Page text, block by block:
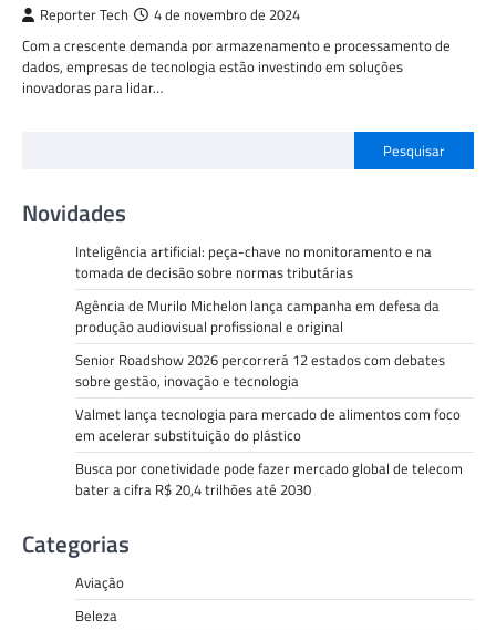
Reporter Tech 4 de novembro de 2024
Com a crescente demanda por armazenamento e processamento de
dados, empresas de tecnologia estão investindo em soluções
inovadoras para lidar…
Pesquisar
Novidades
Inteligência artificial: peça-chave no monitoramento e na
tomada de decisão sobre normas tributárias
Agência de Murilo Michelon lança campanha em defesa da
produção audiovisual profissional e original
Senior Roadshow 2026 percorrerá 12 estados com debates
sobre gestão, inovação e tecnologia
Valmet lança tecnologia para mercado de alimentos com foco
em acelerar substituição do plástico
Busca por conetividade pode fazer mercado global de telecom
bater a cifra R$ 20,4 trilhões até 2030
Categorias
Aviação
Beleza